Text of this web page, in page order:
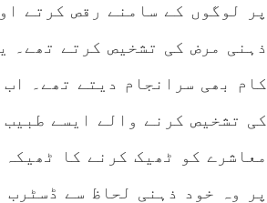
پر لوگوں کے سامنے رقص کرتے
ذہنی مرض کی تشخیص کرتے تھے۔
کام بھی سرانجام دیتے تھے۔
کی تشخیص کرنے والے ایسے
معاشرے کو ٹھیک کرنے کا
پر وہ خود ذہنی لحاظ سے